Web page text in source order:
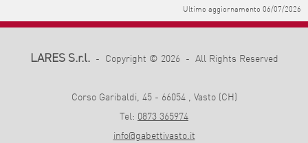
Ultimo aggiornamento 06/07/2026
LARES S.r.l.- Copyright © 2026 - All Rights Reserved
Corso Garibaldi, 45 - 66054 , Vasto (CH)
Tel: 0873 365974
info@gabettivasto.it